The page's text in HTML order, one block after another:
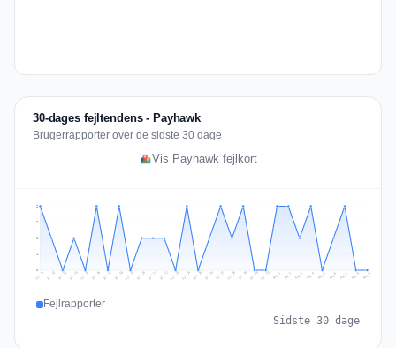
30-dages fejltendens - Payhawk
Brugerrapporter over de sidste 30 dage
Vis Payhawk fejlkort
1
1
2
2
Jul 11 Jul 12 Jul 13 Jul 14 Jul 15 Jul 16 Jul 17 Jul 18 Jul 19 Jul 20 Jul 21 Jul 22 Jul 23 Jul 24 Jul 25 Jul 26 Jul 27 Jul 28 Jul 29 Jul 30 Jul 31 Aug 1 Aug 2 Aug 3 Aug 4 Aug 5 Aug 6 Aug 7 Aug 8 Aug 9
Fejlrapporter
Sidste 30 dage